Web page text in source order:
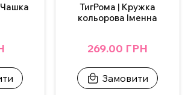
ТигРома | Кружка
кольорова Іменна
269.00 ГРН
Замовити